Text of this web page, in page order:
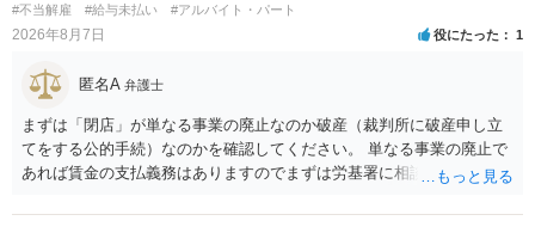
#不当解雇 #給与未払い #アルバイト・パート
2026年8月7日 役にたった 1
匿名A 弁護士
まずは「閉店」が単なる事業の廃止なのか破産（裁判所に破産申し立
てをする公的手続）なのかを確認してください。 単なる事業の廃止で
あれば賃金の支払義務はありますのでまずは労基署に相談してくださ
しいかもしれませんが）賃金などの労働債権は他の債務より優先して